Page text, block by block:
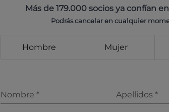
Más de 179.000 socios ya confían
Podrás cancelar en cualquier
Hombre Mujer
Nombre * Apellidos *